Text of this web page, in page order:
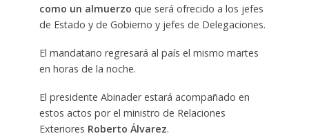
como un almuerzo que será ofrecido a los jefes
de Estado y de Gobierno y jefes de Delegaciones.
El mandatario regresará al país el mismo martes
en horas de la noche.
El presidente Abinader estará acompañado en
estos actos por el ministro de Relaciones
Exteriores Roberto Álvarez.